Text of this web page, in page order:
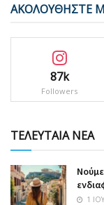
ΑΚΟΛΟΥΘΗΣΤΕ
87k
Followers
ΤΕΛΕΥΤΑΙΑ ΝΕΑ
1